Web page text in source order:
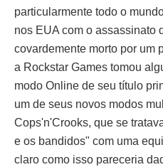
particularmente todo o
nos EUA com o assassinato
covardemente morto por um
a Rockstar Games tomou
modo Online de seu título
um de seus novos modos
Cops'n'Crooks, que se
e os bandidos" com uma
claro como isso pareceria